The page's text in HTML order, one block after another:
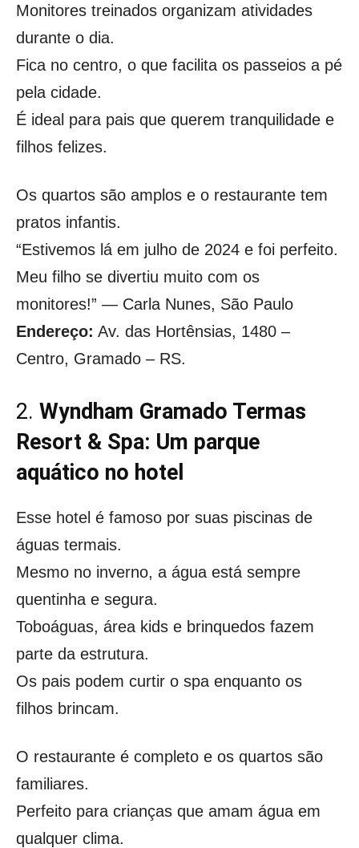
Monitores treinados organizam atividades
durante o dia.
Fica no centro, o que facilita os passeios a pé
pela cidade.
É ideal para pais que querem tranquilidade e
filhos felizes.
Os quartos são amplos e o restaurante tem
pratos infantis.
“Estivemos lá em julho de 2024 e foi perfeito.
Meu filho se divertiu muito com os
monitores!” — Carla Nunes, São Paulo
Endereço: Av. das Hortênsias, 1480 –
Centro, Gramado – RS.
2. Wyndham Gramado Termas
Resort & Spa: Um parque
aquático no hotel
Esse hotel é famoso por suas piscinas de
águas termais.
Mesmo no inverno, a água está sempre
quentinha e segura.
Toboáguas, área kids e brinquedos fazem
parte da estrutura.
Os pais podem curtir o spa enquanto os
filhos brincam.
O restaurante é completo e os quartos são
familiares.
Perfeito para crianças que amam água em
qualquer clima.